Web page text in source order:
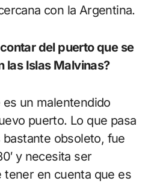
con la Argentina.
del puerto que se
las Islas Malvinas?
un malentendido
puerto. Lo que pasa
obsoleto, fue
y necesita ser
tener en cuenta que es